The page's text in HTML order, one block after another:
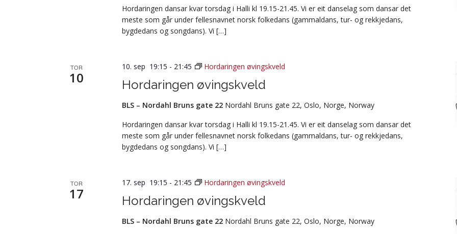
Hordaringen dansar kvar torsdag i Halli kl 19.15-21.45. Vi er eit danselag som dansar det
meste som går under fellesnavnet norsk folkedans (gammaldans, tur- og rekkjedans,
bygdedans og songdans). Vi […]
TOR
10 Hordaringen øvingskveld
10. sep 19:15 - 21:45 Hordaringen øvingskveld
BLS – Nordahl Bruns gate 22 Nordahl Bruns gate 22, Oslo, Norge, Norway
Hordaringen dansar kvar torsdag i Halli kl 19.15-21.45. Vi er eit danselag som dansar det
meste som går under fellesnavnet norsk folkedans (gammaldans, tur- og rekkjedans,
bygdedans og songdans). Vi […]
TOR
17 Hordaringen øvingskveld
17. sep 19:15 - 21:45 Hordaringen øvingskveld
BLS – Nordahl Bruns gate 22 Nordahl Bruns gate 22, Oslo, Norge, Norway